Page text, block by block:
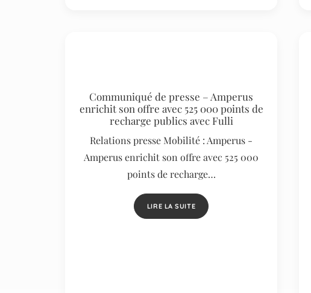
Communiqué de presse – Amperus
enrichit son offre avec 525 000 points de
recharge publics avec Fulli
Relations presse Mobilité : Amperus -
Amperus enrichit son offre avec 525 000
points de recharge…
LIRE LA SUITE